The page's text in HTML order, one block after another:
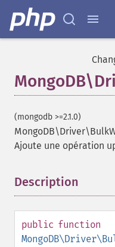
(mongodb >=2.1.0)
Ajoute une opération
Description
public function